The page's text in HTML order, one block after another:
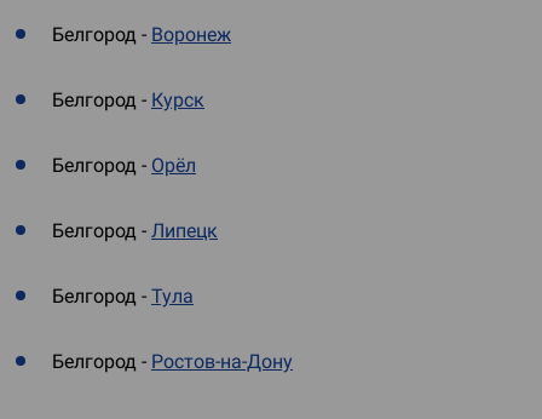
Белгород - Воронеж
Белгород - Курск
Белгород - Орёл
Белгород - Липецк
Белгород - Тула
Белгород - Ростов-на-Дону